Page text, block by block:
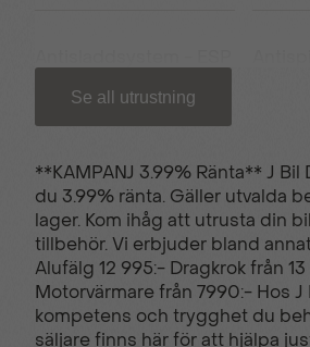
Armstöd fram
USB uttag
Bluetooth - handsfree
Se all utrustning
**KAMPANJ 3.99% Ränta** J Bil
du 3.99% ränta. Gäller utvalda
lager. Kom ihåg att utrusta din
tillbehör. Vi erbjuder bland
Alufälg 12 995:- Dragkrok från
Motorvärmare från 7990:- Hos
kompetens och trygghet du
säljare finns här för att hjälpa